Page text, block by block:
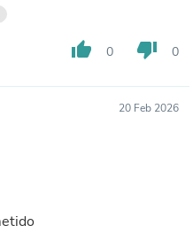
thumb_up 0 thumb_down 0
20 Feb 2026